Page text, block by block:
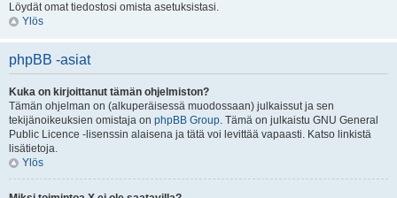
Löydät omat tiedostosi omista asetuksistasi.
Ylös
phpBB -asiat
Kuka on kirjoittanut tämän ohjelmiston?
Tämän ohjelman on (alkuperäisessä muodossaan) julkaissut ja sen
tekijänoikeuksien omistaja on phpBB Group. Tämä on julkaistu GNU General
Public Licence -lisenssin alaisena ja tätä voi levittää vapaasti. Katso linkistä
lisätietoja.
Ylös